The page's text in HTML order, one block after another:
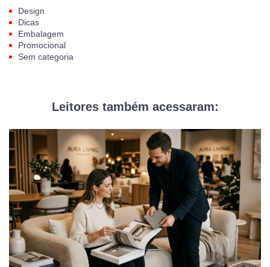
Design
Dicas
Embalagem
Promocional
Sem categoria
Leitores também acessaram: